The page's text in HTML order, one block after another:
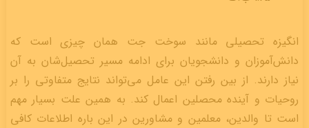
انگیزه تحصیلی مانند سوخت جت همان چیزی است که
دانش‌آموزان و دانشجویان برای ادامه مسیر تحصیل‌شان به آن
نیاز دارند. از بین رفتن این عامل می‌تواند نتایج متفاوتی را بر
روحیات و آینده محصلین اعمال کند. به همین علت بسیار مهم
است تا والدین، معلمین و مشاورین در این باره اطلاعات کافی